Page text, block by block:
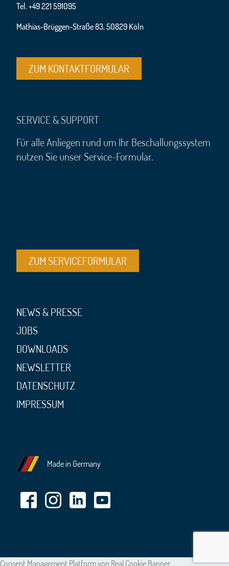
Tel. +49 221 591095
Mathias-Brüggen-Straße 83, 50829 Köln
ZUM KONTAKTFORMULAR
SERVICE & SUPPORT
Für alle Anliegen rund um Ihr Beschallungssystem
nutzen Sie unser Service-Formular.
ZUM SERVICEFORMULAR
NEWS & PRESSE
JOBS
DOWNLOADS
NEWSLETTER
DATENSCHUTZ
IMPRESSUM
Made in Germany
Consent Management Platform von Real Cookie Banner